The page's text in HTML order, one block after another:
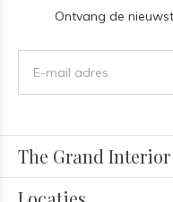
Ontvang de
The Grand Interior